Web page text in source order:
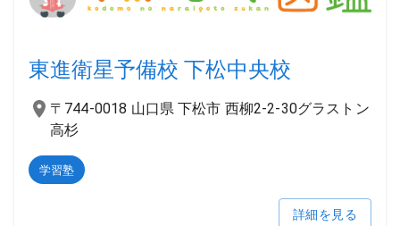
東進衛星予備校 下松中央校
〒744-0018 山口県 下松市 西柳2-2-30グラストン
高杉
学習塾
詳細を見る